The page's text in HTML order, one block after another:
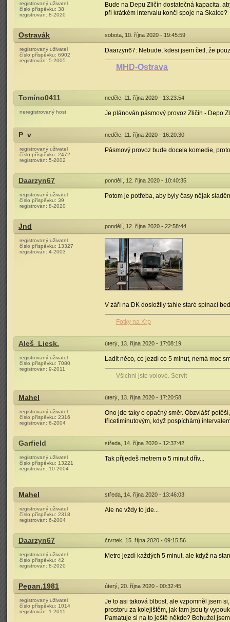
registrovaný uživatel
číslo příspěvku: 38
registrován: 8-2020
Bude na Depu Zličín dostatečná kapacita,
při krátkém intervalu končí spoje na Skalce?
Ostravák sobota, 10. října 2020 - 19:45:59
registrovaný uživatel
číslo příspěvku: 6902
registrován: 5-2005
Daarzyn67: Nebude, kdesi jsem četl, že
MHD-Ostrava
Tomíno0411 neděle, 11. října 2020 - 13:23:54
neregistrovaný host Je plánován pásmový provoz Zličín - Depo
P_v neděle, 11. října 2020 - 16:20:30
registrovaný uživatel
číslo příspěvku: 2472
registrován: 5-2002
Pásmový provoz bude docela komedie,
Daarzyn67 pondělí, 12. října 2020 - 10:40:35
registrovaný uživatel
číslo příspěvku: 39
registrován: 8-2020
Potom je potřeba, aby byly časy nějak
Jnd pondělí, 12. října 2020 - 22:58:44
registrovaný uživatel
číslo příspěvku: 13327
registrován: 4-2003
V září na DK dosložily tahle staré spínací
Fotky na Krp
Aleš_Liesk. úterý, 13. října 2020 - 17:08:19
registrovaný uživatel
číslo příspěvku: 7080
registrován: 9-2011
Ladit něco, co jezdí co 5 minut, nemá moc
Všichni jste volové. Servít
Mahel úterý, 13. října 2020 - 17:20:58
registrovaný uživatel
číslo příspěvku: 2316
registrován: 6-2004
Ono jde taky o opačný směr. Obzvlášť
třicetiminutovým, když pospíchám)
Garfield středa, 14. října 2020 - 12:37:42
registrovaný uživatel
číslo příspěvku: 13221
registrován: 10-2004
Tak přijedeš metrem o 5 minut dřív...
Mahel středa, 14. října 2020 - 13:46:03
registrovaný uživatel
číslo příspěvku: 2318
registrován: 6-2004
Ale ne vždy to jde...
Daarzyn67 čtvrtek, 15. října 2020 - 09:15:56
registrovaný uživatel
číslo příspěvku: 42
registrován: 8-2020
Metro jezdí každých 5 minut, ale když na
Pepan.1981 úterý, 20. října 2020 - 00:32:45
registrovaný uživatel
číslo příspěvku: 1014
registrován: 1-2015
Je to asi taková blbost, ale vzpomněl jsem
prostoru za kolejištěm, jak tam jsou ty
Pamatuje si na to ještě někdo? Bohužel